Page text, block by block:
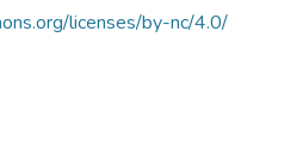
licenses/by-nc/4.0/